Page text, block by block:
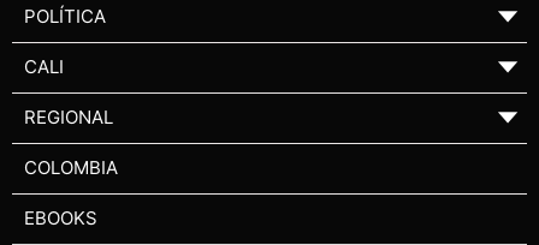
POLÍTICA ▼
CALI ▼
REGIONAL ▼
COLOMBIA
EBOOKS